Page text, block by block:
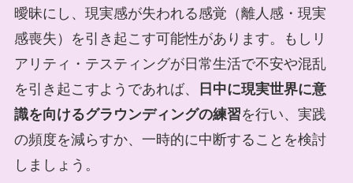
曖昧にし、現実感が失われる感覚（離人感・現実
感喪失）を引き起こす可能性があります。もしリ
アリティ・テスティングが日常生活で不安や混乱
を引き起こすようであれば、
日中に現実世界に意
識を向けるグラウンディングの練習を行い、実践
の頻度を減らすか、一時的に中断することを検討
しましょう。